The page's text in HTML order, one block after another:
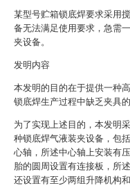
某型号贮箱锁底焊要求采用
备无法满足使用要求，急需
夹设备。
发明内容
本发明的目的在于提供一种
锁底焊生产过程中缺乏夹具
为了实现上述目的，本发明
种锁底焊气液装夹设备，包
心轴，所述中心轴上安装有
胎的圆周设置有连接板，所
还设置有至少两组升降机构